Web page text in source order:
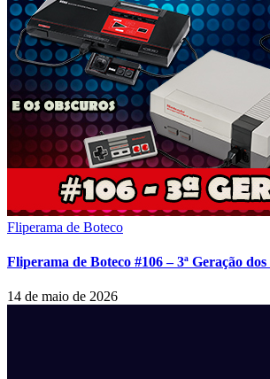
Fliperama de Boteco
Fliperama de Boteco #106 – 3ª Geração
14 de maio de 2026